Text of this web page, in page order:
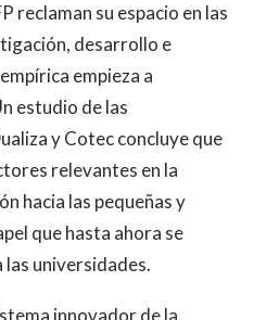
reclaman su espacio en las
desarrollo e
empieza a
estudio de las
y Cotec concluye que
relevantes en la
hacia las pequeñas y
que hasta ahora se
las universidades.
innovador de la